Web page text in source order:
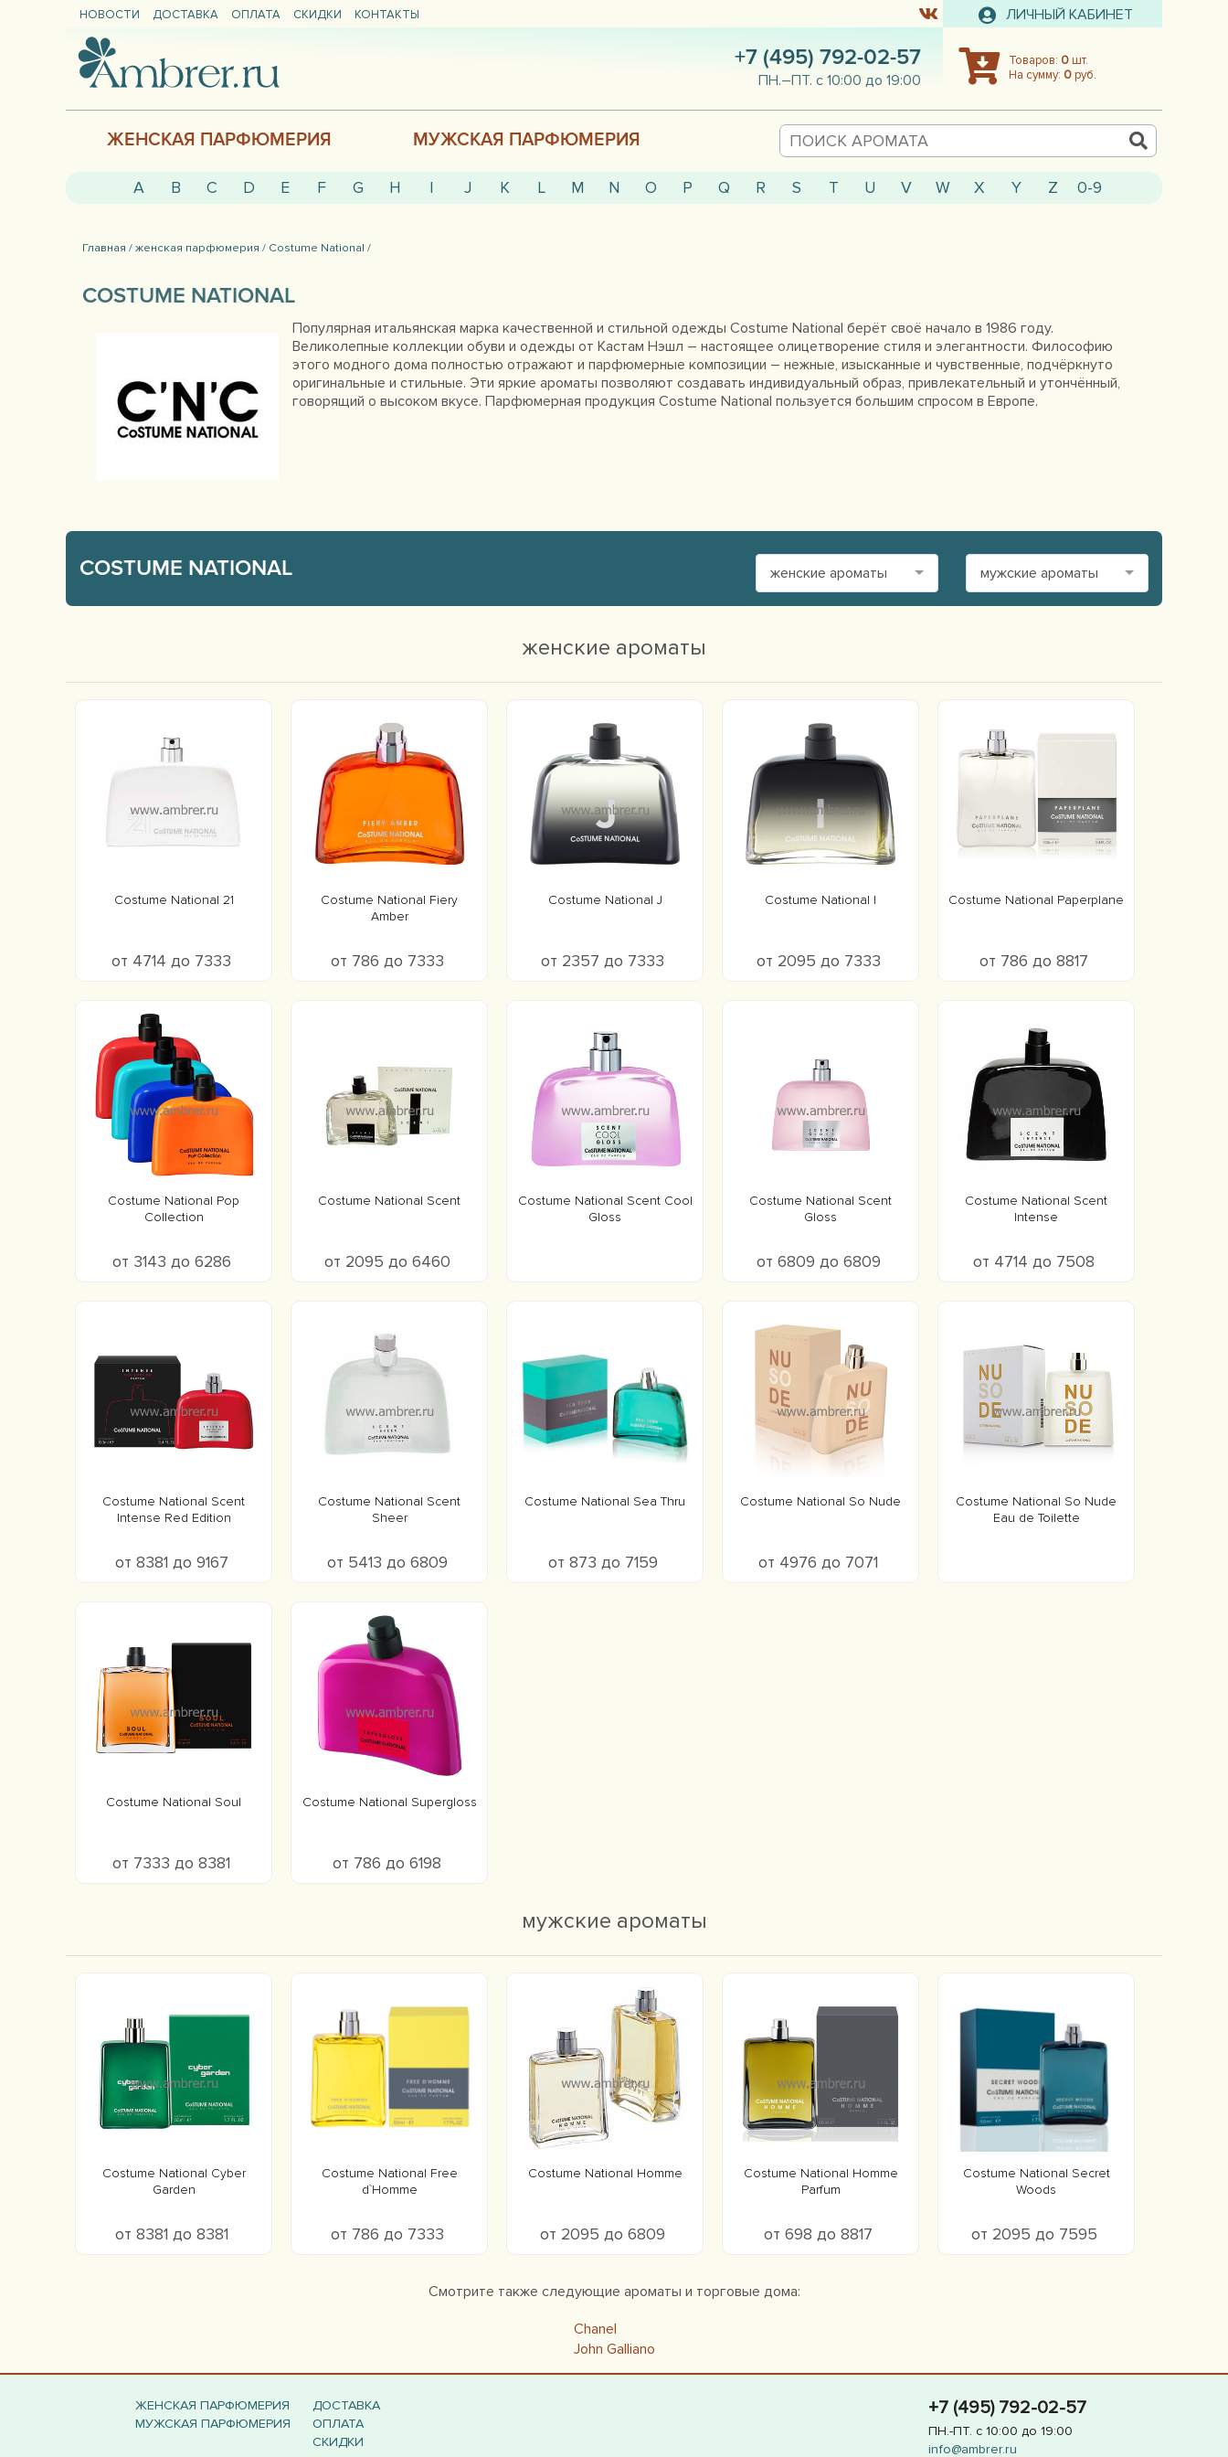
НОВОСТИ ДОСТАВКА ОПЛАТА СКИДКИ КОНТАКТЫ ЛИЧНЫЙ КАБИНЕТ
Товаров: 0шт.
На сумму: 0руб.
+7 (495) 792-02-57
ПН.–ПТ. с 10:00 до 19:00
ЖЕНСКАЯ ПАРФЮМЕРИЯ МУЖСКАЯ ПАРФЮМЕРИЯ
A B C D E F G H I J K L M N O P Q R S T U V W X Y Z 0-9
Главная /женская парфюмерия / Costume National /
COSTUME NATIONAL
Популярная итальянская марка качественной и стильной одежды Costume National берёт своё начало в 1986 году.
Великолепные коллекции обуви и одежды от Кастам Нэшл – настоящее олицетворение стиля и элегантности. Философию
этого модного дома полностью отражают и парфюмерные композиции – нежные, изысканные и чувственные, подчёркнуто
оригинальные и стильные. Эти яркие ароматы позволяют создавать индивидуальный образ, привлекательный и утончённый,
говорящий о высоком вкусе. Парфюмерная продукция Costume National пользуется большим спросом в Европе.
COSTUME NATIONAL мужские ароматы
женские ароматы
женские ароматы
Costume National 21
от 4714 до 7333
Costume National Fiery
Amber
от 786 до 7333
Costume National J
от 2357 до 7333
Costume National l
от 2095 до 7333
Costume National Paperplane
от 786 до 8817
Costume National Pop
Collection
от 3143 до 6286
Costume National Scent
от 2095 до 6460
Costume National Scent Cool
Gloss
Costume National Scent
Gloss
от 6809 до 6809
Costume National Scent
Intense
от 4714 до 7508
Costume National Scent
Intense Red Edition
от 8381 до 9167
Costume National Scent
Sheer
от 5413 до 6809
Costume National Sea Thru
от 873 до 7159
Costume National So Nude
от 4976 до 7071
Costume National So Nude
Eau de Toilette
Costume National Soul
от 7333 до 8381
Costume National Supergloss
от 786 до 6198
мужские ароматы
Costume National Cyber
Garden
от 8381 до 8381
Costume National Free
d`Homme
от 786 до 7333
Costume National Homme
от 2095 до 6809
Costume National Homme
Parfum
от 698 до 8817
Costume National Secret
Woods
от 2095 до 7595
Смотрите также следующие ароматы и торговые дома:
Chanel
John Galliano
ЖЕНСКАЯ ПАРФЮМЕРИЯ
МУЖСКАЯ ПАРФЮМЕРИЯ
ДОСТАВКА
ОПЛАТА
СКИДКИ
+7 (495) 792-02-57
ПН.-ПТ. с 10:00 до 19:00
info@ambrer.ru